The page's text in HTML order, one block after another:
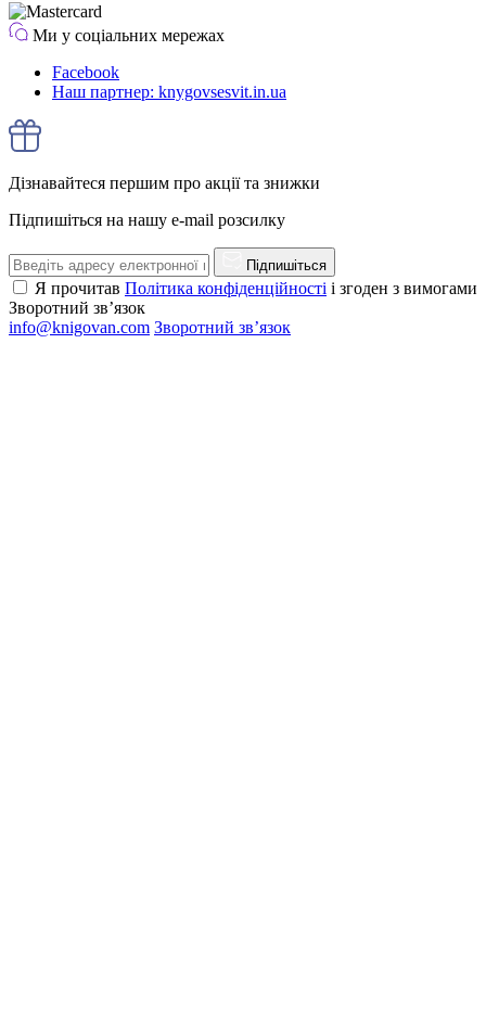
Ми у соціальних мережах
Facebook
Наш партнер: knygovsesvit.in.ua
Дізнавайтеся першим про акції та знижки
Підпишіться на нашу e-mail розсилку
Підпишіться
Я прочитав Політика конфіденційності і згоден з вимогами
Зворотний зв’язок
info@knigovan.com Зворотний зв’язок